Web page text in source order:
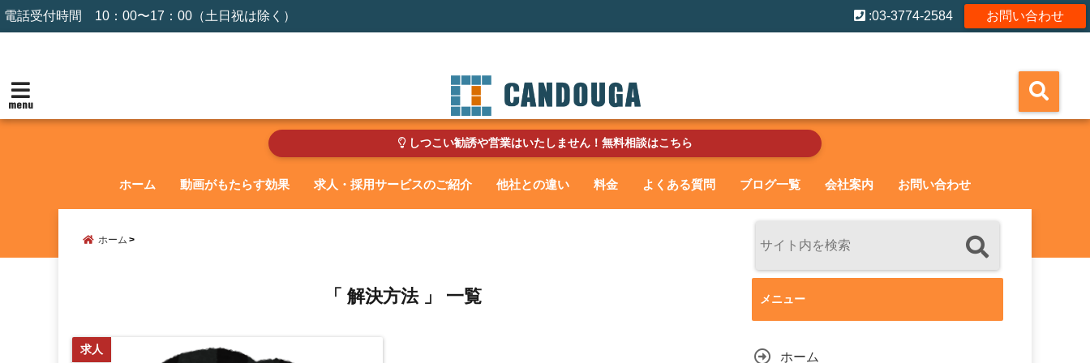
電話受付時間 10：00〜17：00（土日祝は除く） お問い合わせ
:03-3774-2584
menu
しつこい勧誘や営業はいたしません！無料相談はこちら
ホーム 動画がもたらす効果 求人・採用サービスのご紹介 他社との違い 料金 よくある質問 ブログ一覧 会社案内 お問い合わせ
ホーム
「 解決方法 」 一覧
求人
メニュー
ホーム